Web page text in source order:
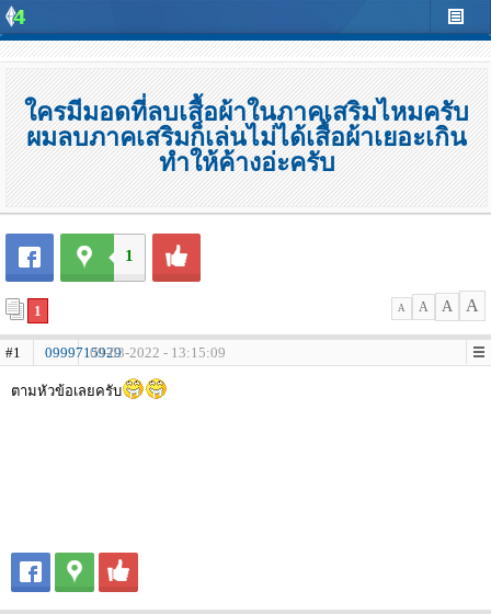
ใครมีมอดที่ลบเสื้อผ้าในภาคเสริมไหมครับ
ผมลบภาคเสริมก็เล่นไม่ได้เสื้อผ้าเยอะเกิน
ทำให้ค้างอ่ะครับ
1
1 A A A A
#1 099971592909-03-2022 - 13:15:09
ตามหัวข้อเลยครับ